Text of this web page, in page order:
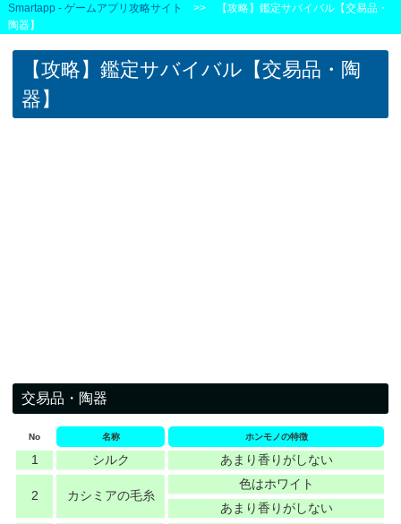
Smartapp - ゲームアプリ攻略サイト
>> 【攻略】鑑定サバイバル【交易品・
陶器】
【攻略】鑑定サバイバル【交易品・陶
器】
交易品・陶器
No 名称 ホンモノの特徴
1 シルク あまり香りがしない
2 カシミアの毛糸
色はホワイト
あまり香りがしない